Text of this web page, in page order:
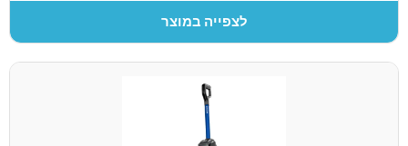
לצפייה במוצר